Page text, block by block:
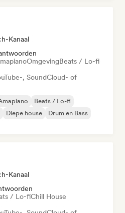
Kanaal
OmgevingBeats / Lo-fi
, SoundCloud- of
Beats / Lo-fi
Diepe house
Drum en Bass
Kanaal
/ Lo-fiChill House